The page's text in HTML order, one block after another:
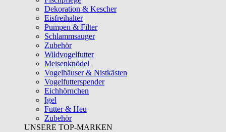
Dekoration & Kescher
Eisfreihalter
Pumpen & Filter
Schlammsauger
Zubehör
Wildvogelfutter
Meisenknödel
Vogelhäuser & Nistkästen
Vogelfutterspender
Eichhörnchen
Igel
Futter & Heu
Zubehör
UNSERE TOP-MARKEN